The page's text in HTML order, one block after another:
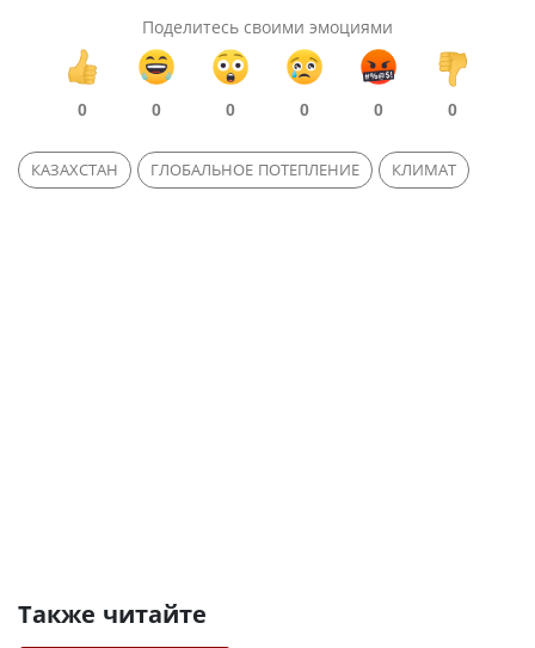
Поделитесь своими эмоциями
0 0 0 0 0 0
КАЗАХСТАН ГЛОБАЛЬНОЕ ПОТЕПЛЕНИЕ КЛИМАТ
Также читайте